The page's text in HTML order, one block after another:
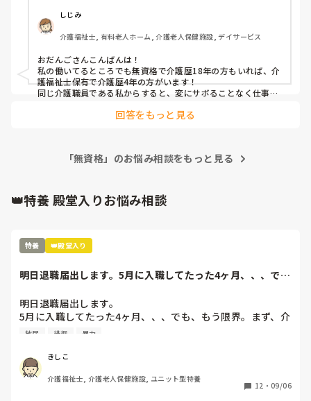
しじみ
介護福祉士, 有料老人ホーム, 介護老人保健施設, デイサービス
おだんごさんこんばんは！
私の働いてるところでも無資格で介護歴18年の方もいれば、介
護福祉士保有で介護歴4年の方がいます！
同じ介護職員である私からすると、変にサボることなく仕事を
無資格で介護歴長くても、有資格者で介護歴が短くても変にサ
らわかりませんが、、）
ただ、無資格者は喀痰吸引や経管栄養などの医療的ケアが出来
ないので、そういった点では有資格者が重宝されるのかもしれ
回答をもっと見る
「無資格」のお悩み相談をもっと見る
👑特養 殿堂入りお悩み相談
特養 👑殿堂入り
明日退職届出します。5月に入職してたった4ヶ月、、、で
明日退職届出します。
5月に入職してたった4ヶ月、、、でも、もう限界。まず、介
護長がわけわかんない。利用者を怒鳴りつけ、パット交換は
言いなりになり、リーダーで決めたことを覆す、人手が足り
ないのに、キチンと休みは入れ、夜勤はやりたくない
と、、、職員の悪口を言い、ウワサ話しを本気にする、、、
放尿 徘徊 暴力
きしこ
介護福祉士, 介護老人保健施設, ユニット型特養
12 ・ 09/06